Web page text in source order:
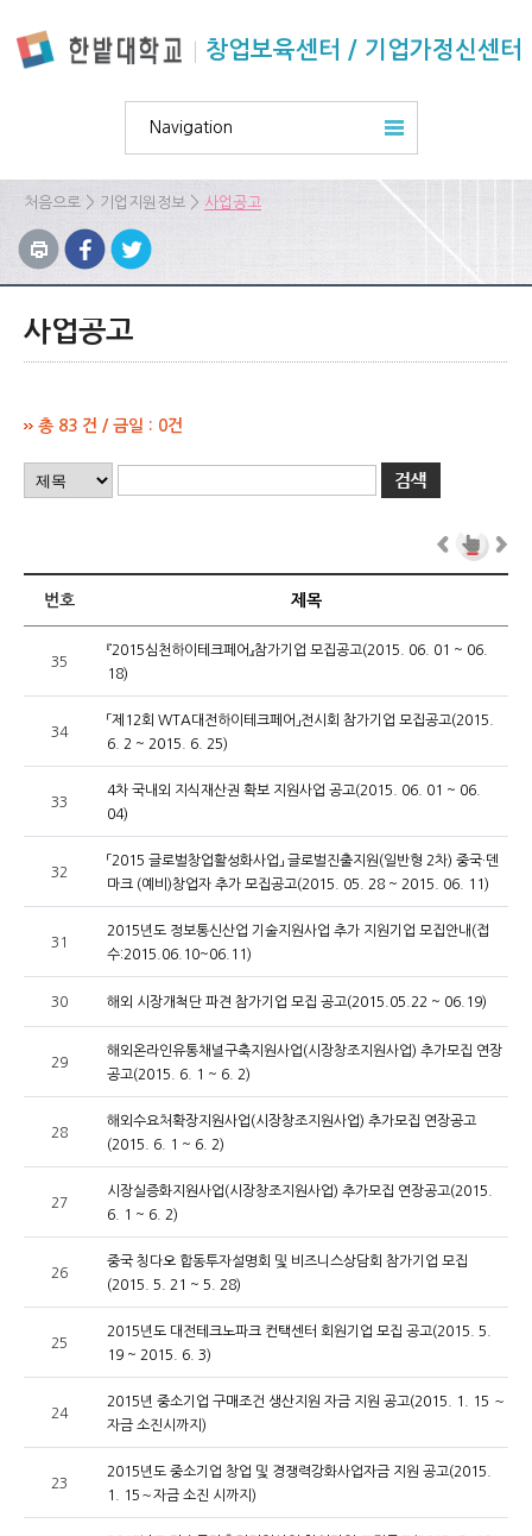
창업보육센터 / 기업가정신센터
Navigation
처음으로 > 기업지원정보 > 사업공고
사업공고
총 83 건 / 금일 : 0건
번호 제목
35
『2015심천하이테크페어』참가기업 모집공고(2015. 06. 01 ~ 06.
18)
34
「제12회 WTA대전하이테크페어」전시회 참가기업 모집공고(2015.
6. 2 ~ 2015. 6. 25)
33
4차 국내외 지식재산권 확보 지원사업 공고(2015. 06. 01 ~ 06.
04)
32
「2015 글로벌창업활성화사업」 글로벌진출지원(일반형 2차) 중국·덴
마크 (예비)창업자 추가 모집공고(2015. 05. 28 ~ 2015. 06. 11)
31
2015년도 정보통신산업 기술지원사업 추가 지원기업 모집안내(접
수:2015.06.10~06.11)
30 해외 시장개척단 파견 참가기업 모집 공고(2015.05.22 ~ 06.19)
29
해외온라인유통채널구축지원사업(시장창조지원사업) 추가모집 연장
공고(2015. 6. 1 ~ 6. 2)
28
해외수요처확장지원사업(시장창조지원사업) 추가모집 연장공고
(2015. 6. 1 ~ 6. 2)
27
시장실증화지원사업(시장창조지원사업) 추가모집 연장공고(2015.
6. 1 ~ 6. 2)
26
중국 칭다오 합동투자설명회 및 비즈니스상담회 참가기업 모집
(2015. 5. 21 ~ 5. 28)
25
2015년도 대전테크노파크 컨택센터 회원기업 모집 공고(2015. 5.
19 ~ 2015. 6. 3)
24
2015년 중소기업 구매조건 생산지원 자금 지원 공고(2015. 1. 15 ～
자금 소진시까지)
23
2015년도 중소기업 창업 및 경쟁력강화사업자금 지원 공고(2015.
1. 15～자금 소진 시까지)